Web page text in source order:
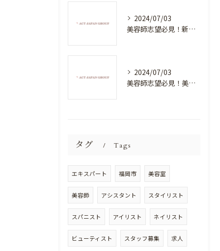
2024/07/03
美容師志望必見！新たな価値を創造する美容室でハイレベルな技術を学べる環境
2024/07/03
美容師志望必見！美容室NEWSTANDARDで最高のスキルアップを目指そう！
タグ Tags
エキスパート 福岡市 美容室
美容師 アシスタント スタイリスト
スパニスト アイリスト ネイリスト
ビューティスト スタッフ募集 求人